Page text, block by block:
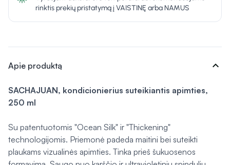
rinktis prekių pristatymą į VAISTINĘ arba NAMUS
Apie produktą expand_more
SACHAJUAN, kondicionierius suteikiantis apimties,
250 ml
Su patentuotomis "Ocean Silk" ir "Thickening"
technologijomis. Priemonė padeda maitini bei suteikti
plaukams vizualinės apimties. Tinka prieš šukuosenos